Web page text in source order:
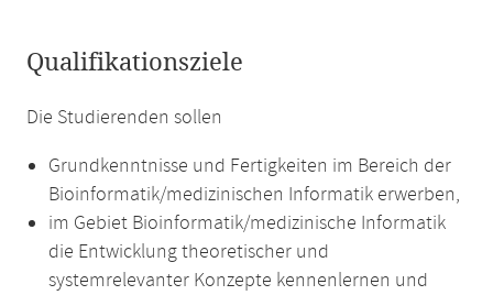
Qualifikationsziele
Die Studierenden sollen
Grundkenntnisse und Fertigkeiten im Bereich der
Bioinformatik/medizinischen Informatik erwerben,
im Gebiet Bioinformatik/medizinische Informatik
die Entwicklung theoretischer und
systemrelevanter Konzepte kennenlernen und